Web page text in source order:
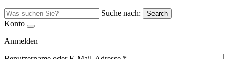
Suche nach: Search
Konto
Anmelden